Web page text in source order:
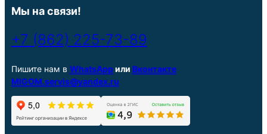
Мы на связи!
+7 (862) 225-73-89
Пишите нам в WhatsAppили Вконтакте
MIGOM.servis@yandex.ru